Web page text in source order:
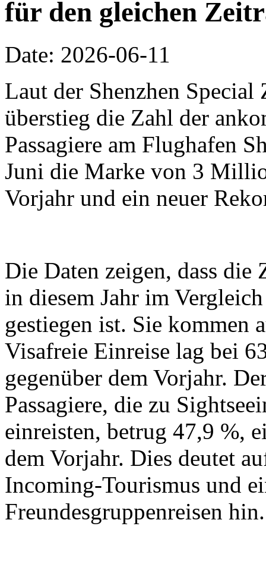
für den gleichen
Date: 2026-06-11
Laut der Shenzhen
überstieg die Zahl der
Passagiere am Flughafen
Juni die Marke von 3
Vorjahr und ein neuer
Die Daten zeigen, dass die
in diesem Jahr im
gestiegen ist. Sie kommen
Visafreie Einreise lag bei
gegenüber dem Vorjahr.
Passagiere, die zu
einreisten, betrug 47,9 %,
dem Vorjahr. Dies deutet
Incoming-Tourismus und
Freundesgruppenreisen hin.